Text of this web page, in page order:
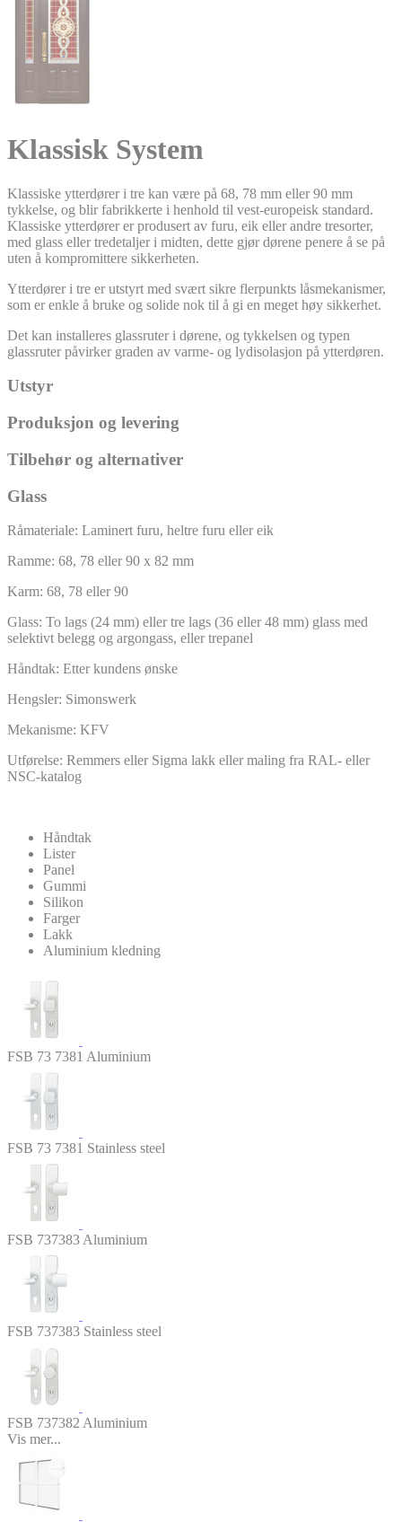
Klassisk System
Klassiske ytterdører i tre kan være på 68, 78 mm eller 90 mm
tykkelse, og blir fabrikkerte i henhold til vest-europeisk standard.
Klassiske ytterdører er produsert av furu, eik eller andre tresorter,
med glass eller tredetaljer i midten, dette gjør dørene penere å se på
uten å kompromittere sikkerheten.
Ytterdører i tre er utstyrt med svært sikre flerpunkts låsmekanismer,
som er enkle å bruke og solide nok til å gi en meget høy sikkerhet.
Det kan installeres glassruter i dørene, og tykkelsen og typen
glassruter påvirker graden av varme- og lydisolasjon på ytterdøren.
Utstyr
Produksjon og levering
Tilbehør og alternativer
Glass
Råmateriale: Laminert furu, heltre furu eller eik
Ramme: 68, 78 eller 90 x 82 mm
Karm: 68, 78 eller 90
Glass: To lags (24 mm) eller tre lags (36 eller 48 mm) glass med
selektivt belegg og argongass, eller trepanel
Håndtak: Etter kundens ønske
Hengsler: Simonswerk
Mekanisme: KFV
Utførelse: Remmers eller Sigma lakk eller maling fra RAL- eller
NSC-katalog
Håndtak
Lister
Panel
Gummi
Silikon
Farger
Lakk
Aluminium kledning
FSB 73 7381 Aluminium
FSB 73 7381 Stainless steel
FSB 737383 Aluminium
FSB 737383 Stainless steel
FSB 737382 Aluminium
Vis mer...